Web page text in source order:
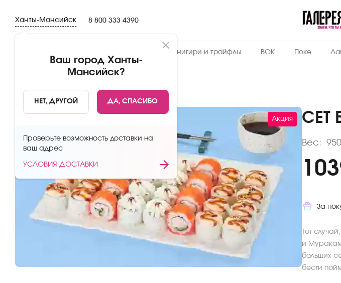
Ханты-Мансийск
Ваш город Ханты-
Мансийск?
НЕТ, ДРУГОЙ ДА, СПАСИБО
Проверьте возможность доставки на
ваш адрес
УСЛОВИЯ ДОСТАВКИ
8 800 333 4390
Онигири и трайфлы ВОК Поке
Акция СЕТ
Вес:
950
228.4
За
Тот
и
больших
бести